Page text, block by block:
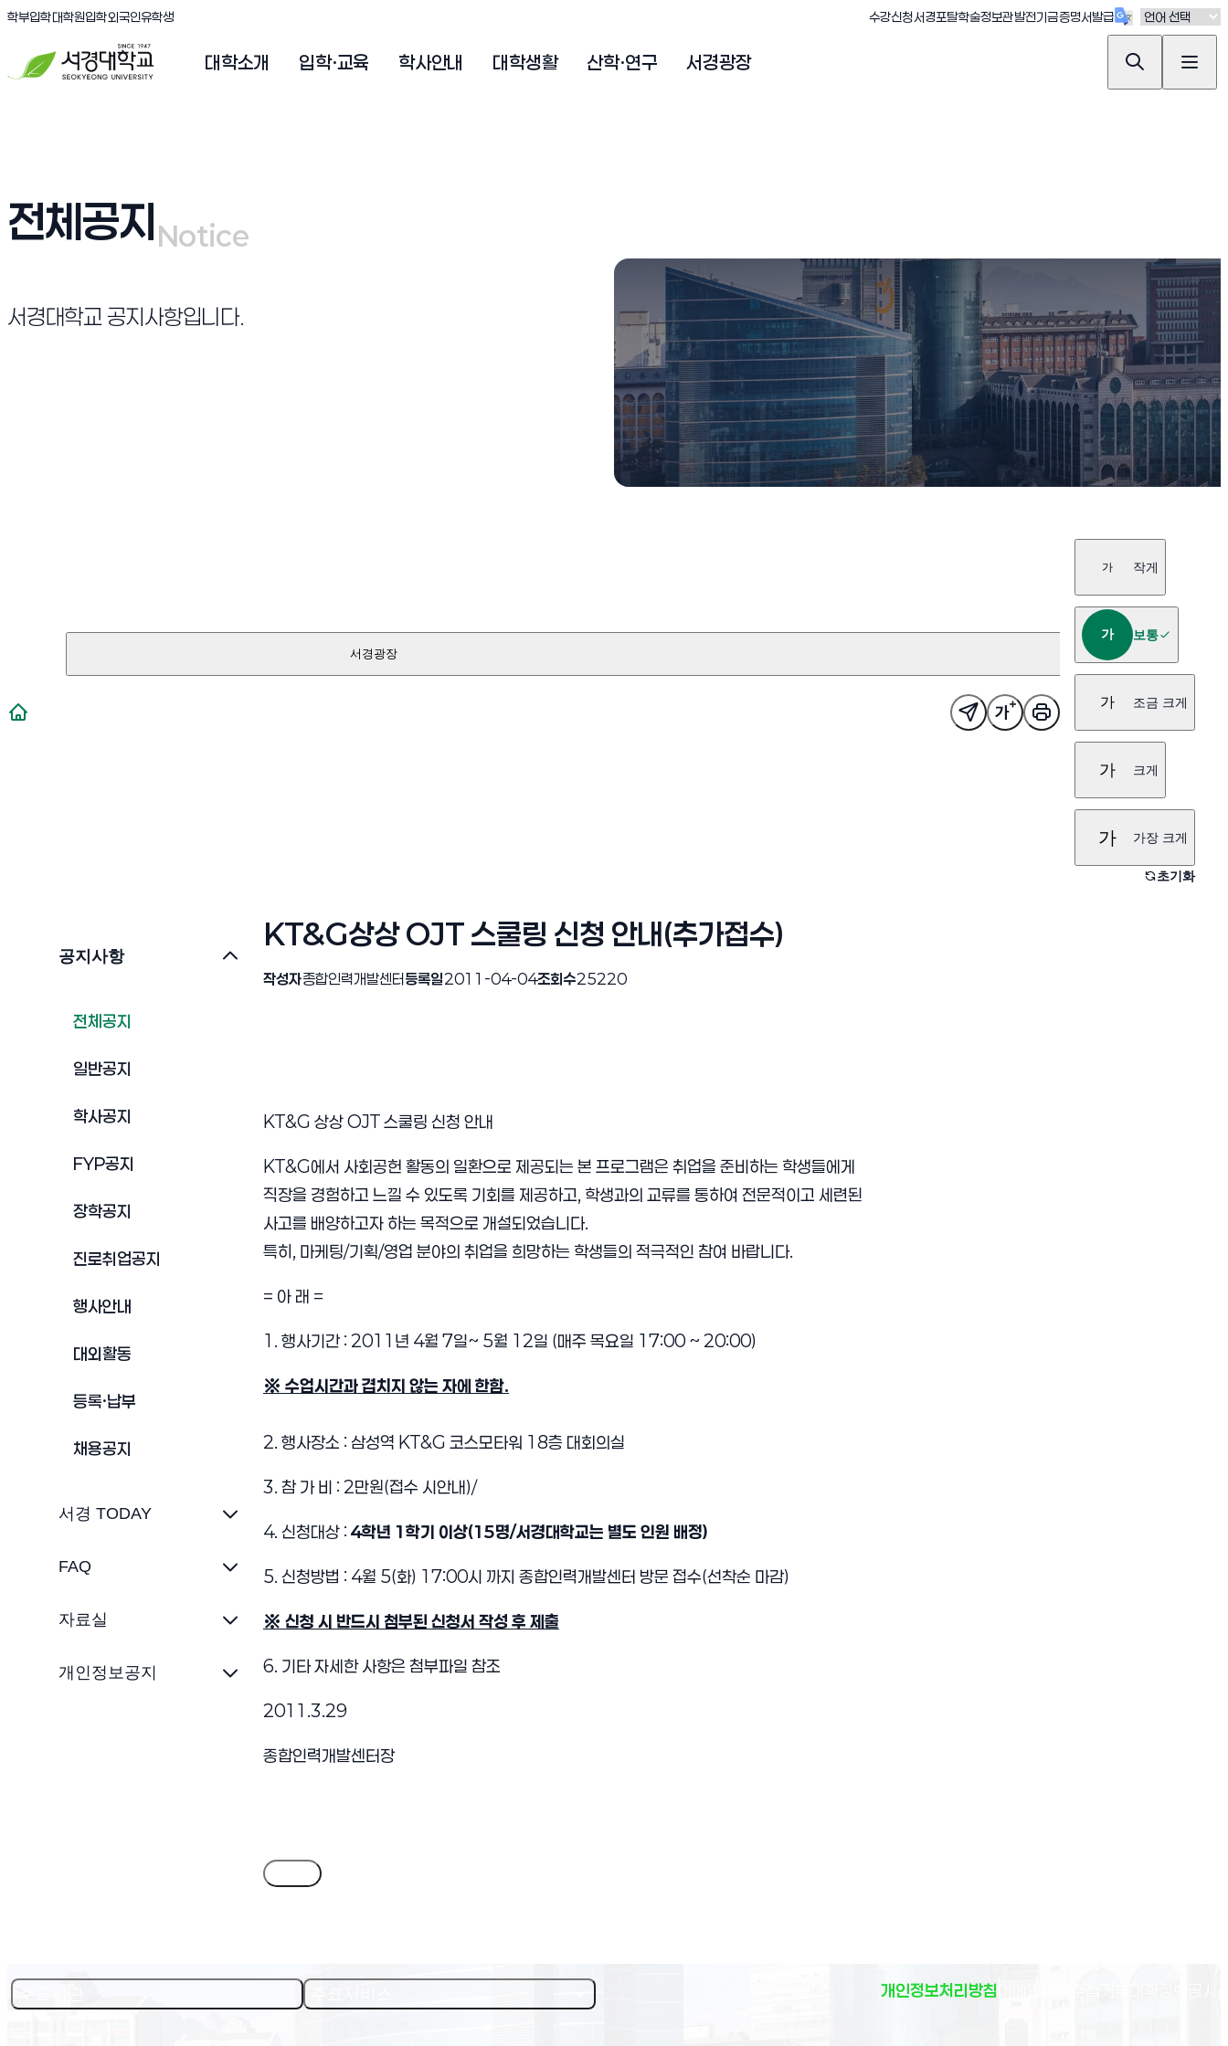
서경대학교
학부입학(새창 열림)
대학원입학(새창 열림)
외국인유학생(새창 열림) 수강신청(새창 열림)
서경포탈(새창 열림)
학술정보관(새창 열림)
발전기금(새창 열림)
증명서발급(새창 열림)
대학소개 입학·교육 학사안내 대학생활 산학·연구 서경광장
전체공지 Notice
Notice
서경대학교 공지사항입니다.
서경광장
가 작게
가 보통
가 조금 크게
가 크게
가 가장 크게
초기화
공지사항
전체공지
일반공지
학사공지
FYP공지
장학공지
진로취업공지
행사안내
대외활동
등록·납부
채용공지
서경 TODAY
FAQ
자료실
개인정보공지
KT&G상상 OJT 스쿨링 신청 안내(추가접수)
작성자종합인력개발센터등록일2011-04-04조회수25220
KT&G 상상 OJT 스쿨링 신청 안내
KT&G에서 사회공헌 활동의 일환으로 제공되는 본 프로그램은 취업을 준비하는 학생들에게
직장을 경험하고 느낄 수 있도록 기회를 제공하고, 학생과의 교류를 통하여 전문적이고 세련된
사고를 배양하고자 하는 목적으로 개설되었습니다.
특히, 마케팅/기획/영업 분야의 취업을 희망하는 학생들의 적극적인 참여 바랍니다.
= 아 래 =
1. 행사기간 : 2011년 4월 7일~ 5월 12일 (매주 목요일 17:00 ~ 20:00)
※ 수업시간과 겹치지 않는 자에 한함.
2. 행사장소 : 삼성역 KT&G 코스모타워 18층 대회의실
3. 참 가 비 : 2만원(접수 시안내)/
4. 신청대상 : 4학년 1학기 이상(15명/서경대학교는 별도 인원 배정)
5. 신청방법 : 4월 5(화) 17:00시 까지 종합인력개발센터 방문 접수(선착순 마감)
※ 신청 시 반드시 첨부된 신청서 작성 후 제출
6. 기타 자세한 사항은 첨부파일 참조
2011.3.29
종합인력개발센터장
개인정보처리방침